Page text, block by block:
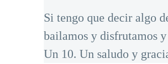
Si tengo que decir algo
bailamos y disfrutamos
Un 10. Un saludo y